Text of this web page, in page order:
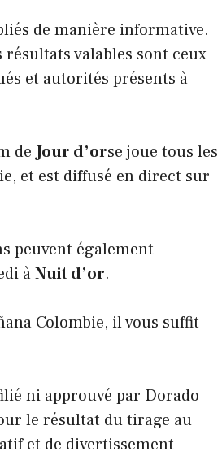
de manière informative.
résultats valables sont ceux
et autorités présents à
deJour d’orse joue tous les
et est diffusé en direct sur
peuvent également
àNuit d’or.
Colombie, il vous suffit
ni approuvé par Dorado
le résultat du tirage au
et de divertissement